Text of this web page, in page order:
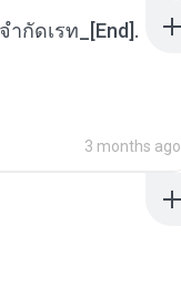
กัดเรท_[End].
3 months ago